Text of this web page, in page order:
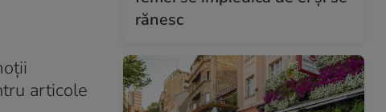
articole
rănesc